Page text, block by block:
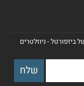
ביזפורטל - ניוזלטרים